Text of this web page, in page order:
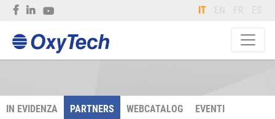
IT EN FR ES
IN EVIDENZA PARTNERS WEBCATALOG EVENTI